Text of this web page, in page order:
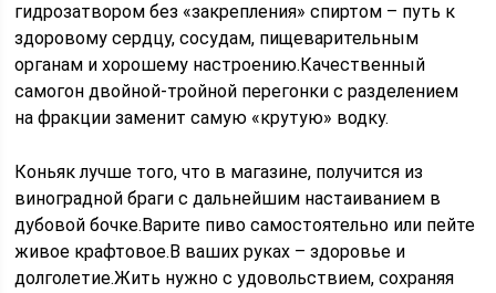
гидрозатвором без «закрепления» спиртом – путь к
здоровому сердцу, сосудам, пищеварительным
органам и хорошему настроению.Качественный
самогон двойной-тройной перегонки с разделением
на фракции заменит самую «крутую» водку.
Коньяк лучше того, что в магазине, получится из
виноградной браги с дальнейшим настаиванием в
дубовой бочке.Варите пиво самостоятельно или пейте
живое крафтовое.В ваших руках – здоровье и
долголетие.Жить нужно с удовольствием, сохраняя